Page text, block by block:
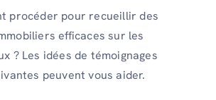
procéder pour recueillir des
efficaces sur les
? Les idées de témoignages
peuvent vous aider.